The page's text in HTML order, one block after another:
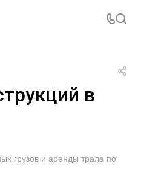
в
грузов и аренды трала по